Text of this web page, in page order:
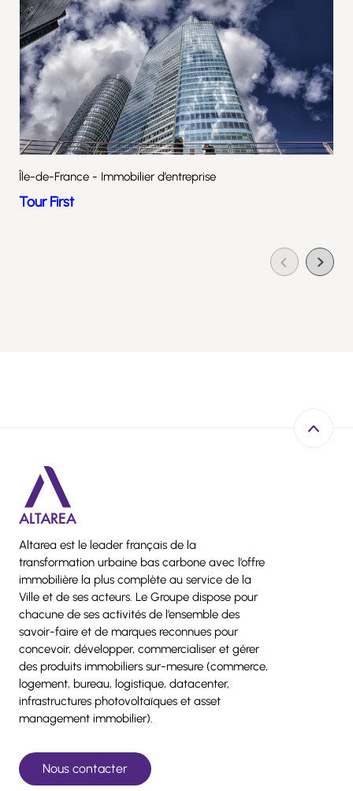
Île-de-France - Immobilier d’entreprise
Tour First
Altarea est le leader français de la
transformation urbaine bas carbone avec l’offre
immobilière la plus complète au service de la
Ville et de ses acteurs. Le Groupe dispose pour
chacune de ses activités de l’ensemble des
savoir-faire et de marques reconnues pour
concevoir, développer, commercialiser et gérer
des produits immobiliers sur-mesure (commerce,
logement, bureau, logistique, datacenter,
infrastructures photovoltaïques et asset
management immobilier).
Nous contacter
Retour